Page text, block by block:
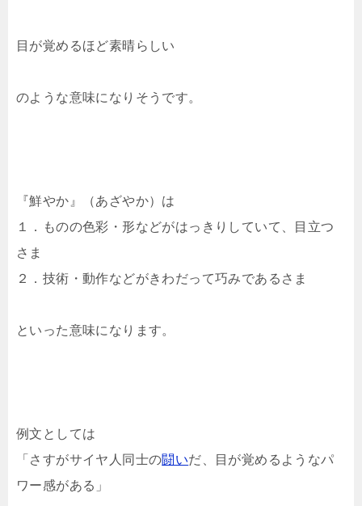
目が覚めるほど素晴らしい
のような意味になりそうです。
『鮮やか』（あざやか）は
１．ものの色彩・形などがはっきりしていて、目立つ
さま
２．技術・動作などがきわだって巧みであるさま
といった意味になります。
例文としては
「さすがサイヤ人同士の闘いだ、目が覚めるようなパ
ワー感がある」